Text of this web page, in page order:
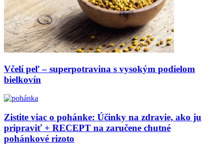
Včelí peľ – superpotravina s vysokým podielom
bielkovín
Zistite viac o pohánke: Účinky na zdravie, ako ju
pripraviť + RECEPT na zaručene chutné
pohánkové rizoto